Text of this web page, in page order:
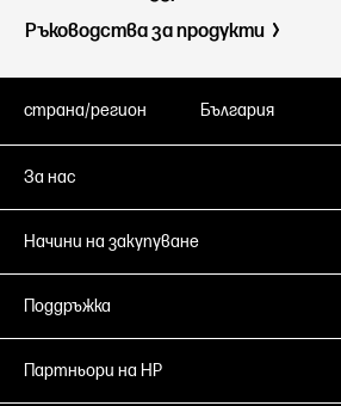
Ръководства за продукти
страна/регион България
За нас
Начини на закупуване
Поддръжка
Партньори на HP